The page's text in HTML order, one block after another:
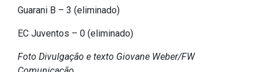
Notícias
Contato
Guarani B – 3 (eliminado)
EC Juventos – 0 (eliminado)
Foto Divulgação e texto Giovane Weber/FW